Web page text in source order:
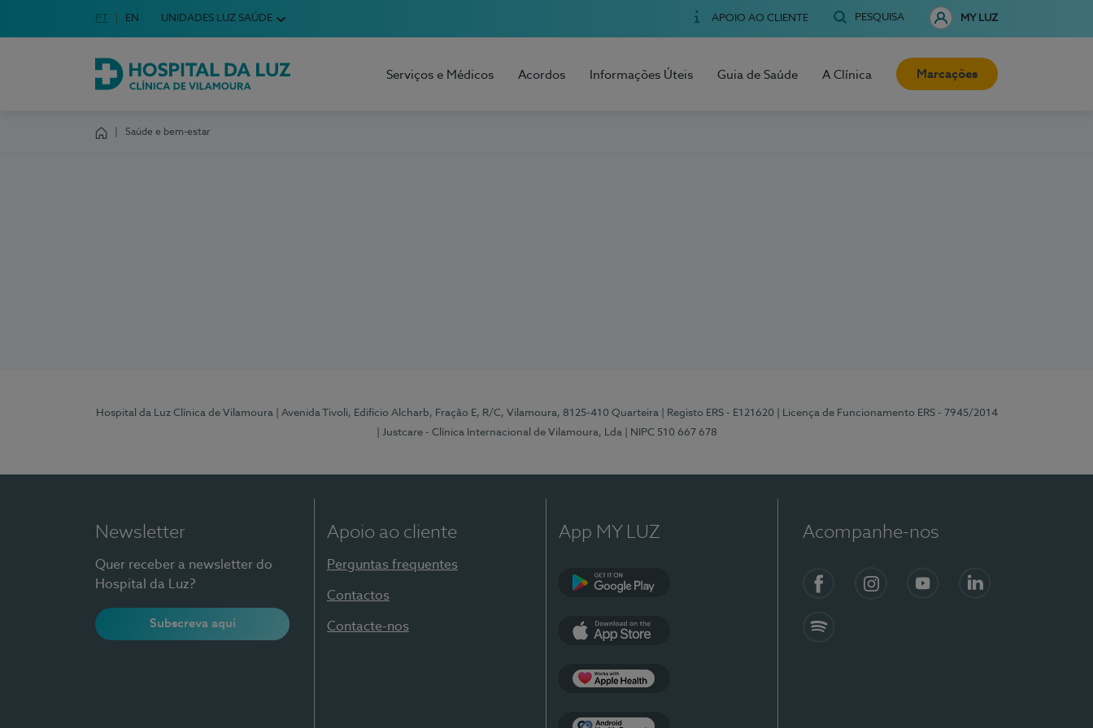
Escolha o seu idioma
Idioma em Português
PT English Language
EN UNIDADES LUZ SAÚDE APOIO AO CLIENTE PESQUISA MY LUZ
Hospital da Luz Clínica de Vilamoura
Serviços e Médicos Acordos Informações Úteis Guia de Saúde A Clínica Marcações
Saúde e bem-estar
Hospital da Luz Clínica de Vilamoura | Avenida Tivoli, Edifício Alcharb, Fração E, R/C, Vilamoura, 8125-410 Quarteira | Registo ERS - E121620
| Licença de Funcionamento ERS - 7945/2014
| Justcare - Clínica Internacional de Vilamoura, Lda
| NIPC 510 667 678
Newsletter
Quer receber a newsletter do
Hospital da Luz?
Subscreva aqui
Apoio ao cliente
Perguntas frequentes
Contactos
Contacte-nos
App MY LUZ Acompanhe-nos